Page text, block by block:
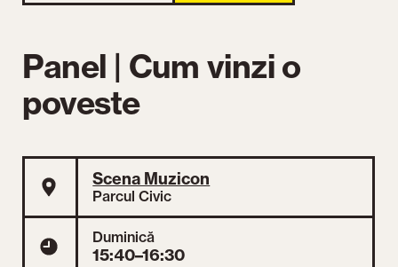
Panel | Cum vinzi o
poveste
Scena Muzicon
Parcul Civic
Duminică
15:40–16:30